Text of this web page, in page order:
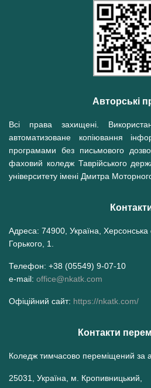
Авторські
Всі права захищені.
автоматизоване копіювання
програмами без письмового
фаховий коледж Таврійського
університету імені Дмитра
Адреса: 74900, Україна,
Горького, 1.
Телефон: +38 (05549) 9-07-10
e-mail: office@nkatk.com
Офіційний сайт: https://nkatk.com/
Контакти
Коледж тимчасово переміщений за
25031, Україна, м. Кропивницький,